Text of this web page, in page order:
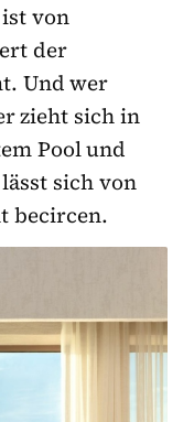
von
der
Und wer
zieht sich in
Pool und
sich von
becircen.